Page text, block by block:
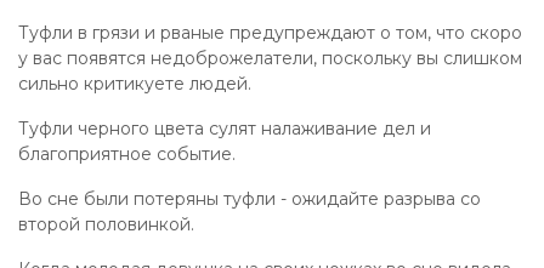
Туфли в грязи и рваные предупреждают о том, что скоро
у вас появятся недоброжелатели, поскольку вы слишком
сильно критикуете людей.
Туфли черного цвета сулят налаживание дел и
благоприятное событие.
Во сне были потеряны туфли - ожидайте разрыва со
второй половинкой.